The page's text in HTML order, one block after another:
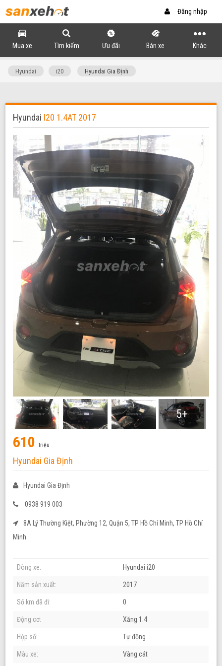
Đăng nhập
Mua xe Tìm kiếm Ưu đãi Bán xe Khác
Hyundai i20 Hyundai Gia Định
Hyundai I20 1.4AT 2017
5+
610triệu
Hyundai Gia Định
Hyundai Gia Định
0938 919 003
8A Lý Thường Kiệt, Phường 12, Quận 5, TP Hồ Chí Minh, TP Hồ Chí
Minh
Dòng xe: Hyundai i20
Năm sản xuất: 2017
Số km đã đi: 0
Động cơ: Xăng 1.4
Hộp số: Tự động
Màu xe: Vàng cát